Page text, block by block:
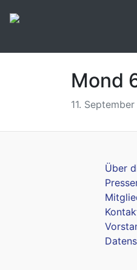
Mond
11.
Über